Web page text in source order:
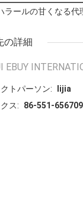
ラールの甘くなる代
の詳細
EBUY
トパーソン:
lijia
ス:
86-551-